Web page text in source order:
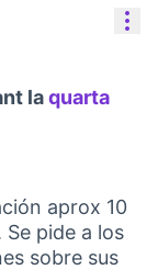
laquarta
aprox 10
pide a los
sobre sus